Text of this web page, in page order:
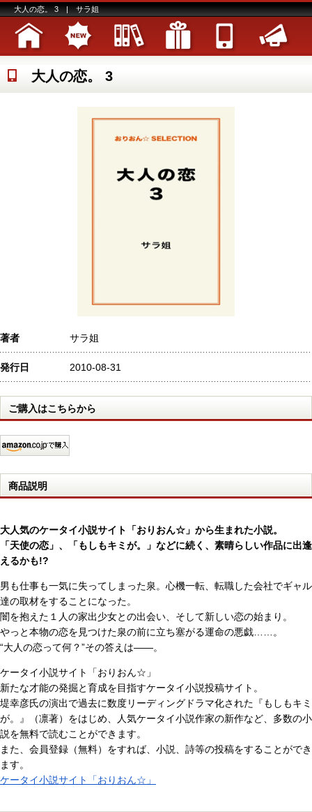
大人の恋。 3 | サラ姐
大人の恋。 3
著者 サラ姐
発行日 2010-08-31
ご購入はこちらから
商品説明
大人気のケータイ小説サイト「おりおん☆」から生まれた小説。
「天使の恋」、「もしもキミが。」などに続く、素晴らしい作品に出逢
えるかも!?
男も仕事も一気に失ってしまった泉。心機一転、転職した会社でギャル
達の取材をすることになった。
闇を抱えた１人の家出少女との出会い、そして新しい恋の始まり。
やっと本物の恋を見つけた泉の前に立ち塞がる運命の悪戯……。
“大人の恋って何？”その答えは――。
ケータイ小説サイト「おりおん☆」
新たな才能の発掘と育成を目指すケータイ小説投稿サイト。
堤幸彦氏の演出で過去に数度リーディングドラマ化された『もしもキミ
が。』（凛著）をはじめ、人気ケータイ小説作家の新作など、多数の小
説を無料で読むことができます。
また、会員登録（無料）をすれば、小説、詩等の投稿をすることができ
ます。
ケータイ小説サイト「おりおん☆」